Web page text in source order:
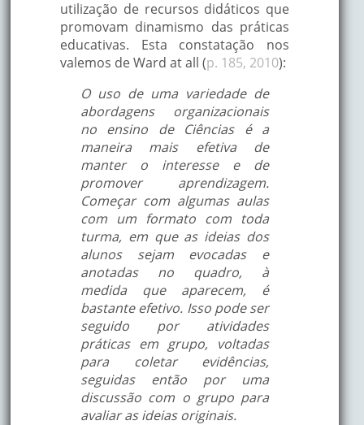
utilização de recursos didáticos que
promovam dinamismo das práticas
educativas. Esta constatação nos
valemos de Ward at all (p. 185, 2010):
O uso de uma variedade de
abordagens organizacionais
no ensino de Ciências é a
maneira mais efetiva de
manter o interesse e de
promover aprendizagem.
Começar com algumas aulas
com um formato com toda
turma, em que as ideias dos
alunos sejam evocadas e
anotadas no quadro, à
medida que aparecem, é
bastante efetivo. Isso pode ser
seguido por atividades
práticas em grupo, voltadas
para coletar evidências,
seguidas então por uma
discussão com o grupo para
avaliar as ideias originais.